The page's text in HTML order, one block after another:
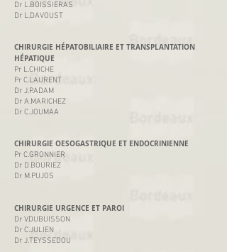
Dr L.BOISSIERAS
Dr L.DAVOUST
CHIRURGIE HÉPATOBILIAIRE ET TRANSPLANTATION
HÉPATIQUE
Pr L.CHICHE
Pr C.LAURENT
Dr J.P.ADAM
Dr A.MARICHEZ
Dr C.JOUMAA
CHIRURGIE OESOGASTRIQUE ET ENDOCRINIENNE
Pr C.GRONNIER
Dr D.BOURIEZ
Dr M.PUJOS
CHIRURGIE URGENCE ET PAROI
Dr V.DUBUISSON
Dr C.JULIEN
Dr J.TEYSSEDOU